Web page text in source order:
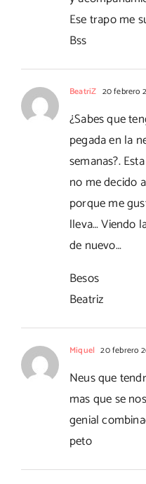
Ese trapo me
Bss
BeatriZ 20 febrero
¿Sabes que
pegada en la
semanas?.
no me decido
porque me
lleva… Viendo
de nuevo…
Besos
Beatriz
Miquel 20 febrero
Neus que
mas que se
genial
peto